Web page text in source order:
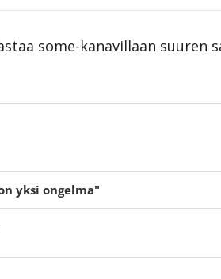
some-kanavillaan suuren
yksi ongelma"